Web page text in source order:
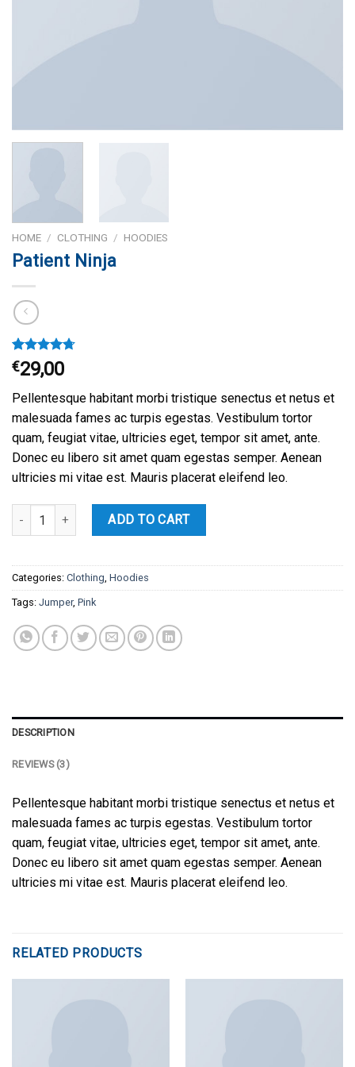
HOME / CLOTHING / HOODIES
Patient Ninja
Rated4.67
out of 5
3
customer
ratings
€29,00
Pellentesque habitant morbi tristique senectus et netus et
malesuada fames ac turpis egestas. Vestibulum tortor
quam, feugiat vitae, ultricies eget, tempor sit amet, ante.
Donec eu libero sit amet quam egestas semper. Aenean
ultricies mi vitae est. Mauris placerat eleifend leo.
Patient Ninja quantityADD TO CART
Categories: Clothing, Hoodies
Tags: Jumper, Pink
DESCRIPTION
REVIEWS (3)
Pellentesque habitant morbi tristique senectus et netus et
malesuada fames ac turpis egestas. Vestibulum tortor
quam, feugiat vitae, ultricies eget, tempor sit amet, ante.
Donec eu libero sit amet quam egestas semper. Aenean
ultricies mi vitae est. Mauris placerat eleifend leo.
RELATED PRODUCTS